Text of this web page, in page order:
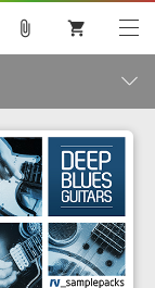
V4X
MEIKO V3
SPITFIRE AUDIO
ンスフリーBGM
DUBSTEP
ROUTER.FM
attach_file shopping_cart